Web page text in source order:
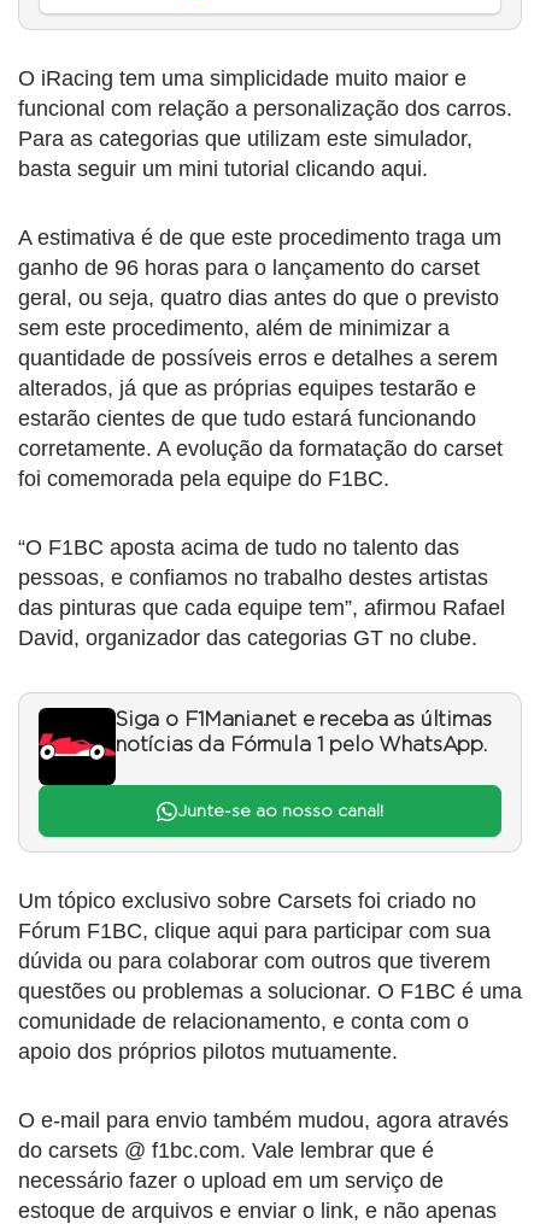
O iRacing tem uma simplicidade muito maior e
funcional com relação a personalização dos carros.
Para as categorias que utilizam este simulador,
basta seguir um mini tutorial clicando aqui.
A estimativa é de que este procedimento traga um
ganho de 96 horas para o lançamento do carset
geral, ou seja, quatro dias antes do que o previsto
sem este procedimento, além de minimizar a
quantidade de possíveis erros e detalhes a serem
alterados, já que as próprias equipes testarão e
estarão cientes de que tudo estará funcionando
corretamente. A evolução da formatação do carset
foi comemorada pela equipe do F1BC.
“O F1BC aposta acima de tudo no talento das
pessoas, e confiamos no trabalho destes artistas
das pinturas que cada equipe tem”, afirmou Rafael
David, organizador das categorias GT no clube.
Siga o F1Mania.net e receba as últimas
notícias da Fórmula 1 pelo WhatsApp.
Junte-se ao nosso canal!
Um tópico exclusivo sobre Carsets foi criado no
Fórum F1BC, clique aqui para participar com sua
dúvida ou para colaborar com outros que tiverem
questões ou problemas a solucionar. O F1BC é uma
comunidade de relacionamento, e conta com o
apoio dos próprios pilotos mutuamente.
O e-mail para envio também mudou, agora através
do carsets @ f1bc.com. Vale lembrar que é
necessário fazer o upload em um serviço de
estoque de arquivos e enviar o link, e não apenas